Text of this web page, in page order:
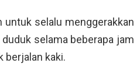
untuk selalu menggerakkan
selama beberapa jam
berjalan kaki.